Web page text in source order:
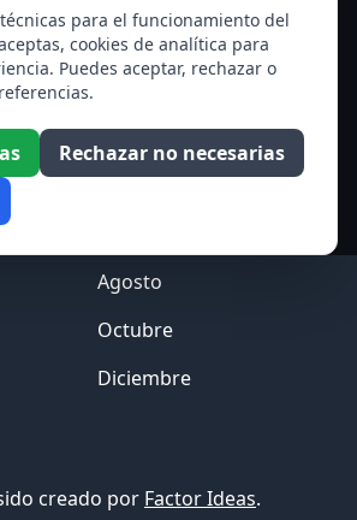
para el funcionamiento del
cookies de analítica para
Puedes aceptar, rechazar o
Rechazar no necesarias
de hoy
Febrero
Abril
Agosto
Octubre
Diciembre
creado por Factor Ideas.